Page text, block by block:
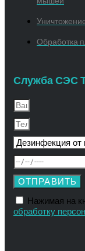
Обработка
Служба СЭС
ОТПРАВИТЬ
Нажимая на
обработку